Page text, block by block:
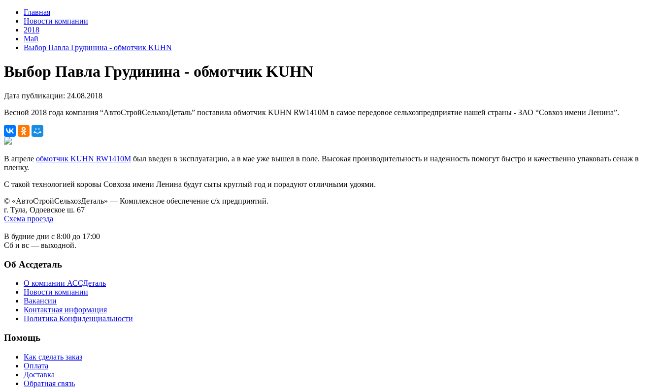
Главная
Новости компании
2018
Май
Выбор Павла Грудинина - обмотчик KUHN
Выбор Павла Грудинина - обмотчик KUHN
Дата публикации: 24.08.2018
Весной 2018 года компания “АвтоСтройСельхозДеталь” поставила обмотчик KUHN RW1410M в самое передовое сельхозпредприятие нашей страны - ЗАО “Совхоз имени Ленина”.
В апреле обмотчик KUHN RW1410M был введен в эксплуатацию, а в мае уже вышел в поле. Высокая производительность и надежность помогут быстро и качественно упаковать сенаж в
пленку.
С такой технологией коровы Совхоза имени Ленина будут сыты круглый год и порадуют отличными удоями.
© «АвтоСтройСельхозДеталь» — Комплексное обеспечение с/х предприятий.
г. Тула, Одоевское ш. 67
Схема проезда
В будние дни с 8:00 до 17:00
Сб и вс — выходной.
Об Ассдеталь
О компании АССДеталь
Новости компании
Вакансии
Контактная информация
Политика Конфиденциальности
Помощь
Как сделать заказ
Оплата
Доставка
Обратная связь